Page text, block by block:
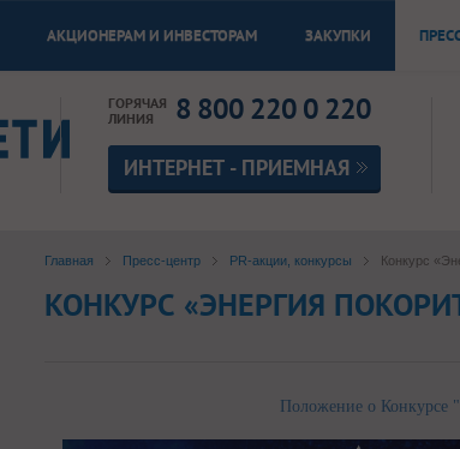
АКЦИОНЕРАМ И ИНВЕСТОРАМ ЗАКУПКИ
ГОРЯЧАЯ
ЛИНИЯ
8 800 220 0 220
ИНТЕРНЕТ - ПРИЕМНАЯ
Главная Пресс-центр PR-акции, конкурсы Конкурс
КОНКУРС «ЭНЕРГИЯ
Положение о Конкурсе